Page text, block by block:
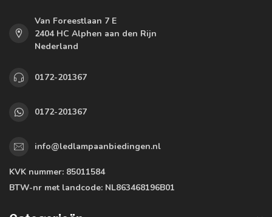
Van Foreestlaan 7 E
2404 HC Alphen aan den Rijn
Nederland
0172-201367
0172-201367
info@ledlampaanbiedingen.nl
KVK nummer: 85011584
BTW-nr met landcode: NL863468196B01